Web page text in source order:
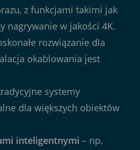
z funkcjami takimi jak
nagrywanie w jakości 4K.
rozwiązanie dla
okablowania jest
systemy
dla większych obiektów
inteligentnymi – np.